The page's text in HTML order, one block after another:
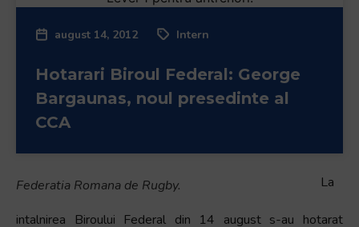
august 14, 2012 Intern
Hotarari Biroul Federal: George
Bargaunas, noul presedinte al
CCA
Federatia Romana de Rugby. La
intalnirea Biroului Federal din 14 august s-au hotarat